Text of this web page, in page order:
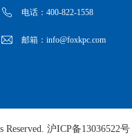
电话：400-822-1558
邮箱：info@foxkpc.com
Reserved. 沪ICP备13036522号